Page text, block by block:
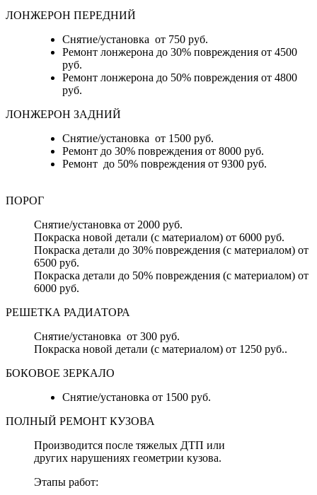
ЛОНЖЕРОН ПЕРЕДНИЙ
Снятие/установка от 750 руб.
Ремонт лонжерона до 30% повреждения от 4500
руб.
Ремонт лонжерона до 50% повреждения от 4800
руб.
ЛОНЖЕРОН ЗАДНИЙ
Снятие/установка от 1500 руб.
Ремонт до 30% повреждения от 8000 руб.
Ремонт до 50% повреждения от 9300 руб.
ПОРОГ
Снятие/установка от 2000 руб.
Покраска новой детали (с материалом) от 6000 руб.
Покраска детали до 30% повреждения (с материалом) от
6500 руб.
Покраска детали до 50% повреждения (с материалом) от
6000 руб.
РЕШЕТКА РАДИАТОРА
Снятие/установка от 300 руб.
Покраска новой детали (с материалом) от 1250 руб..
БОКОВОЕ ЗЕРКАЛО
Снятие/установка от 1500 руб.
ПОЛНЫЙ РЕМОНТ КУЗОВА
Производится после тяжелых ДТП или
других нарушениях геометрии кузова.
Этапы работ: